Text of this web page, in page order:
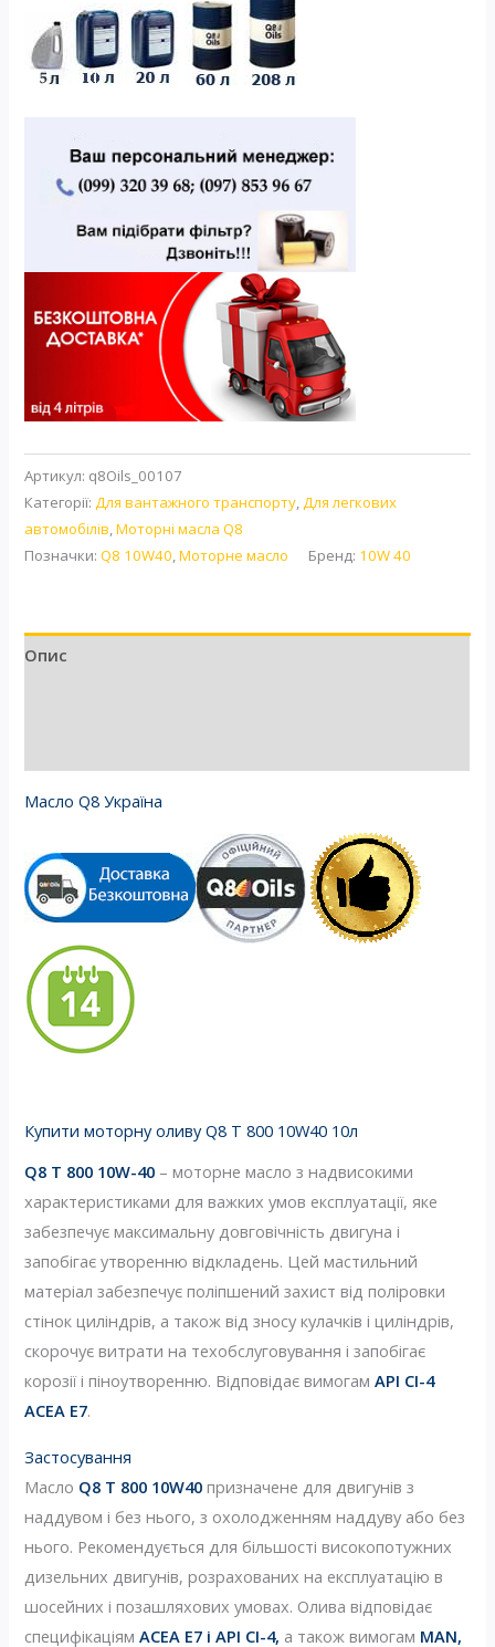
Артикул: q8Oils_00107
Категорії:Для вантажного транспорту,Для легкових
автомобілів,Моторні масла Q8
Позначки:Q8 10W40,Моторне масло Бренд: 10W 40
Опис
Масло Q8 Україна
Купити моторну оливу Q8 T 800 10W40 10л
Q8 T 800 10W-40 – моторне масло з надвисокими
характеристиками для важких умов експлуатації, яке
забезпечує максимальну довговічність двигуна і
запобігає утворенню відкладень. Цей мастильний
матеріал забезпечує поліпшений захист від поліровки
стінок циліндрів, а також від зносу кулачків і циліндрів,
скорочує витрати на техобслуговування і запобігає
корозії і піноутворенню. Відповідає вимогамAPI CI-4
ACEA E7.
Застосування
Масло Q8 T 800 10W40 призначене для двигунів з
наддувом і без нього, з охолодженням наддуву або без
нього. Рекомендується для більшості високопотужних
дизельних двигунів, розрахованих на експлуатацію в
шосейних і позашляхових умовах. Олива відповідає
специфікаціямACEA E7 і API CI-4, а також вимогам MAN,